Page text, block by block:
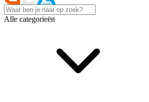
Alle categorieën